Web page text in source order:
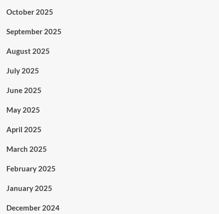
October 2025
September 2025
August 2025
July 2025
June 2025
May 2025
April 2025
March 2025
February 2025
January 2025
December 2024